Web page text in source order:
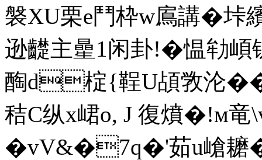
褩XU栗e鬥枠w鳸講�
逊齼主曐1闲卦!� 愠劺
醄d椗{鞓U頕敩沦
秸C纵x峮o, J 復燌�!м竜
� vV&�7q�'茹u嵢耱